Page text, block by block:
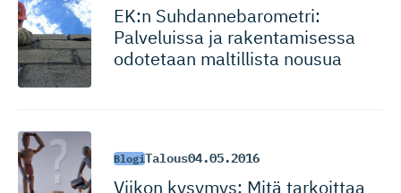
EK:n Suhdanneba­ro­metri:
Palveluissa ja rakentamisessa
odotetaan maltillista nousua
BlogiTalous04.05.2016
Viikon kysymys: Mitä tarkoittaa